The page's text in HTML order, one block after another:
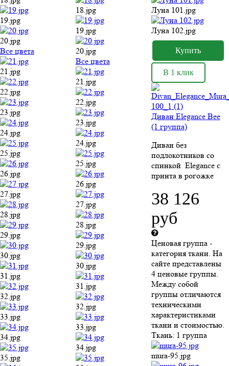
19.jpg
20.jpg
Все цвета
21.jpg
22.jpg
23.jpg
24.jpg
25.jpg
26.jpg
27.jpg
28.jpg
29.jpg
30.jpg
31.jpg
32.jpg
33.jpg
34.jpg
35.jpg
18.jpg
19.jpg
20.jpg
Все цвета
21.jpg
22.jpg
23.jpg
24.jpg
25.jpg
26.jpg
27.jpg
28.jpg
29.jpg
30.jpg
31.jpg
32.jpg
33.jpg
34.jpg
Луна 101.jpg
Луна 102.jpg
В 1 клик
Диван Elegance Bee
(1 группа)
Диван без
подлокотников со
спинкой Elegance c
принта в рогожке
38 126
руб
Ценовая группа -
категория ткани. На
сайте представлены
4 ценовые группы.
Между собой
группы отличаются
техническими
характеристиками
ткани и стоимостью.
Ткань: 1 группа
mura-95.jpg